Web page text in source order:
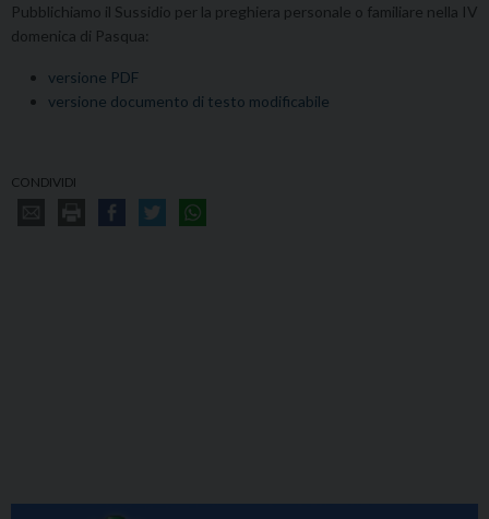
Pubblichiamo il Sussidio per la preghiera personale o familiare nella IV
domenica di Pasqua:
versione PDF
versione documento di testo modificabile
CONDIVIDI